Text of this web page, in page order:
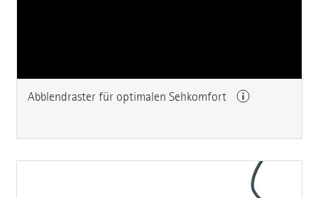
Abblendraster für optimalen Sehkomfort